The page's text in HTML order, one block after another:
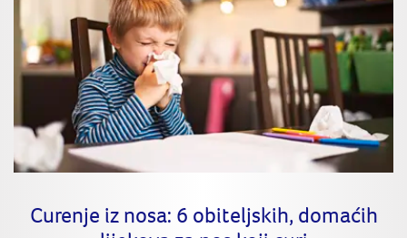
Curenje iz nosa: 6 obiteljskih, domaćih